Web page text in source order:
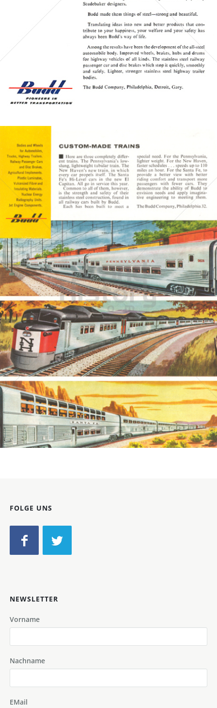
THE BUDD COMPANY THE BUDD COMPANY 1956
Bild-ID: 3543
FOLGE UNS
NEWSLETTER
Vorname
Nachname
EMail